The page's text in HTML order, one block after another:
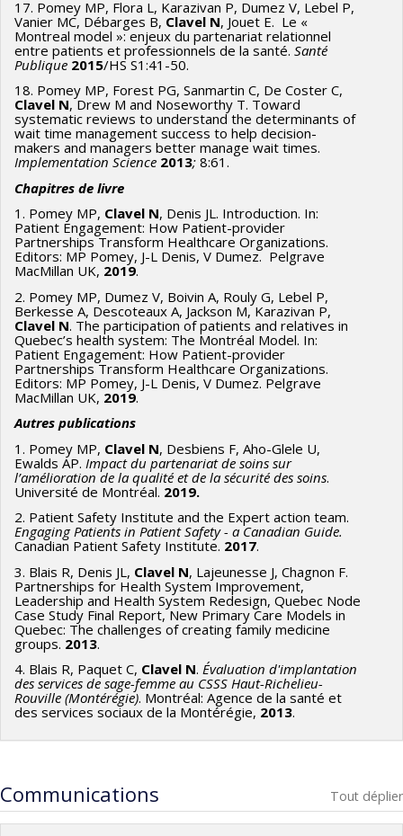
17. Pomey MP, Flora L, Karazivan P, Dumez V, Lebel P,
Vanier MC, Débarges B, Clavel N, Jouet E. Le «
Montreal model »: enjeux du partenariat relationnel
entre patients et professionnels de la santé. Santé
Publique 2015/HS S1:41-50.
18. Pomey MP, Forest PG, Sanmartin C, De Coster C,
Clavel N, Drew M and Noseworthy T. Toward
systematic reviews to understand the determinants of
wait time management success to help decision-
makers and managers better manage wait times.
Implementation Science 2013; 8:61.
Chapitres de livre
1. Pomey MP, Clavel N, Denis JL. Introduction. In:
Patient Engagement: How Patient-provider
Partnerships Transform Healthcare Organizations.
Editors: MP Pomey, J-L Denis, V Dumez. Pelgrave
MacMillan UK, 2019.
2. Pomey MP, Dumez V, Boivin A, Rouly G, Lebel P,
Berkesse A, Descoteaux A, Jackson M, Karazivan P,
Clavel N. The participation of patients and relatives in
Quebec’s health system: The Montréal Model. In:
Patient Engagement: How Patient-provider
Partnerships Transform Healthcare Organizations.
Editors: MP Pomey, J-L Denis, V Dumez. Pelgrave
MacMillan UK, 2019.
Autres publications
1. Pomey MP, Clavel N, Desbiens F, Aho-Glele U,
Ewalds AP. Impact du partenariat de soins sur
l’amélioration de la qualité et de la sécurité des soins.
Université de Montréal. 2019.
2. Patient Safety Institute and the Expert action team.
Engaging Patients in Patient Safety - a Canadian Guide.
Canadian Patient Safety Institute. 2017.
3. Blais R, Denis JL, Clavel N, Lajeunesse J, Chagnon F.
Partnerships for Health System Improvement,
Leadership and Health System Redesign, Quebec Node
Case Study Final Report, New Primary Care Models in
Quebec: The challenges of creating family medicine
groups. 2013.
4. Blais R, Paquet C, Clavel N. Évaluation d'implantation
des services de sage-femme au CSSS Haut-Richelieu-
Rouville (Montérégie). Montréal: Agence de la santé et
des services sociaux de la Montérégie, 2013.
Communications Tout déplier